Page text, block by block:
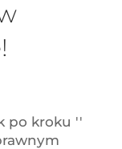
po kroku ′′